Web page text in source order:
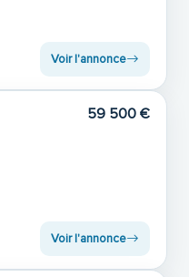
Voir l'annonce
59 500 €
Voir l'annonce